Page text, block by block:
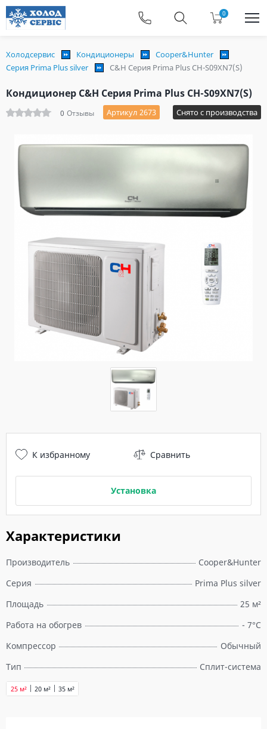
0
Холодсервис Кондиционеры
Cooper&Hunter
Серия Prima Plus silver
C&H Серия Prima Plus CH-S09XN7(S)
Кондиционер C&H Серия Prima Plus CH-S09XN7(S)
0 Отзывы Артикул 2673 Снято с производства
Характеристики
Производитель
Cooper&Hunter
Серия
Prima Plus silver
Площадь
25 м²
Работа на обогрев
- 7°C
Компрессор
Обычный
Тип
Сплит-система
20 м²
25 м² 35 м²
К избранному Сравнить
Установка